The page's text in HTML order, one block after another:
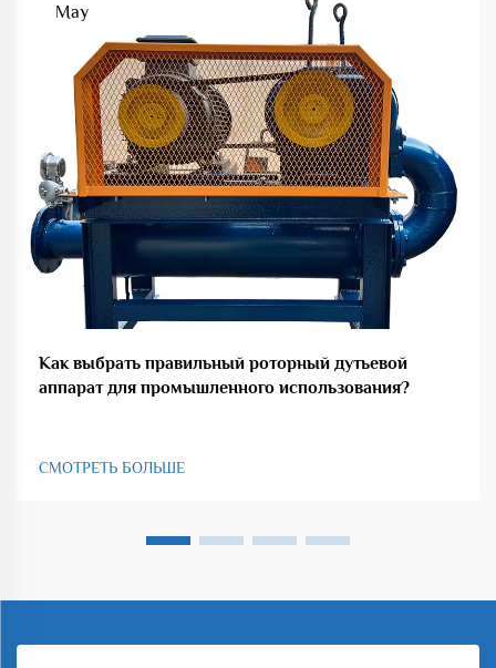
May
Как выбрать правильный роторный дутьевой
аппарат для промышленного использования?
СМОТРЕТЬ БОЛЬШЕ